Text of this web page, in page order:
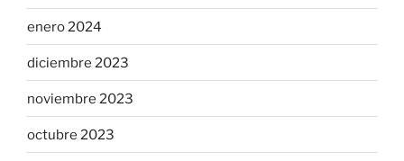
enero 2024
diciembre 2023
noviembre 2023
octubre 2023